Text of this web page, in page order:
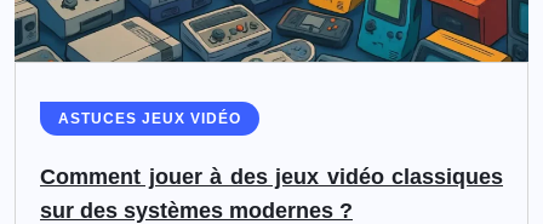
ASTUCES JEUX VIDÉO
Comment jouer à des jeux vidéo classiques
sur des systèmes modernes ?